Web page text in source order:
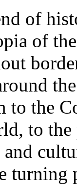
of
of
to the
to the
turning